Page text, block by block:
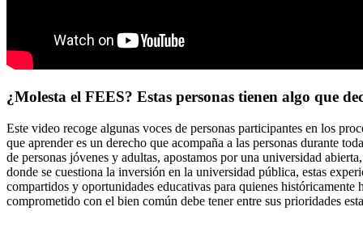
¿Molesta el FEES? Estas personas tienen algo que
Este video recoge algunas voces de personas participantes en los
que aprender es un derecho que acompaña a las personas durante
de personas jóvenes y adultas, apostamos por una universidad
donde se cuestiona la inversión en la universidad pública, estas
compartidos y oportunidades educativas para quienes
comprometido con el bien común debe tener entre sus prioridades